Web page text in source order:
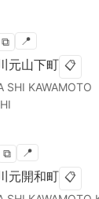
⧉ 📍
元山下町 📋
SHI KAWAMOTO
⧉ 📍
元開和町 📋